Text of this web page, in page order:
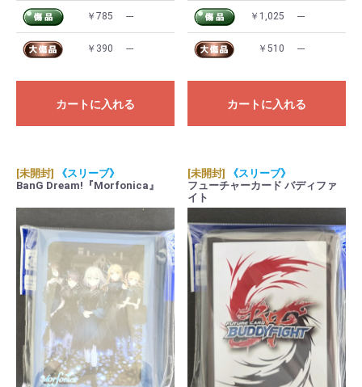
￥785 ---
￥390 ---
カートに入れる
￥1,025 ---
￥510 ---
カートに入れる
[未開封]
《スリーブ》
BanG Dream!『Morfonica』
[未開封]
《スリーブ》
フューチャーカード バディファ
イト